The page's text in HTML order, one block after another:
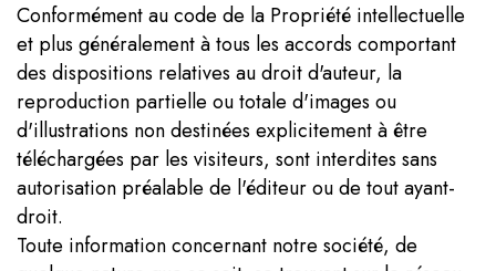
Conformément au code de la Propriété intellectuelle
et plus généralement à tous les accords comportant
des dispositions relatives au droit d'auteur, la
reproduction partielle ou totale d'images ou
d'illustrations non destinées explicitement à être
téléchargées par les visiteurs, sont interdites sans
autorisation préalable de l'éditeur ou de tout ayant-
droit.
Toute information concernant notre société, de